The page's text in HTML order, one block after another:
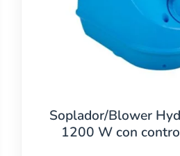
Soplador/Blower
1200 W con